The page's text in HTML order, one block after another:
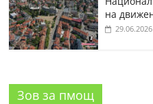
на
29.06.2026
Зов за пмощ